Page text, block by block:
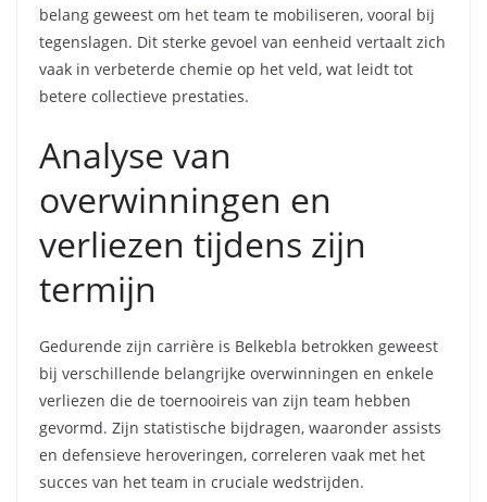
belang geweest om het team te mobiliseren, vooral bij
tegenslagen. Dit sterke gevoel van eenheid vertaalt zich
vaak in verbeterde chemie op het veld, wat leidt tot
betere collectieve prestaties.
Analyse van
overwinningen en
verliezen tijdens zijn
termijn
Gedurende zijn carrière is Belkebla betrokken geweest
bij verschillende belangrijke overwinningen en enkele
verliezen die de toernooireis van zijn team hebben
gevormd. Zijn statistische bijdragen, waaronder assists
en defensieve heroveringen, correleren vaak met het
succes van het team in cruciale wedstrijden.